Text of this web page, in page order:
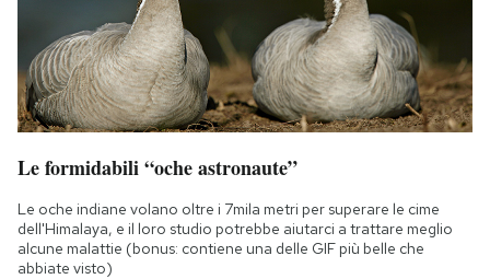
Le formidabili “oche astronaute”
Le oche indiane volano oltre i 7mila metri per superare le cime
dell'Himalaya, e il loro studio potrebbe aiutarci a trattare meglio
alcune malattie (bonus: contiene una delle GIF più belle che
abbiate visto)